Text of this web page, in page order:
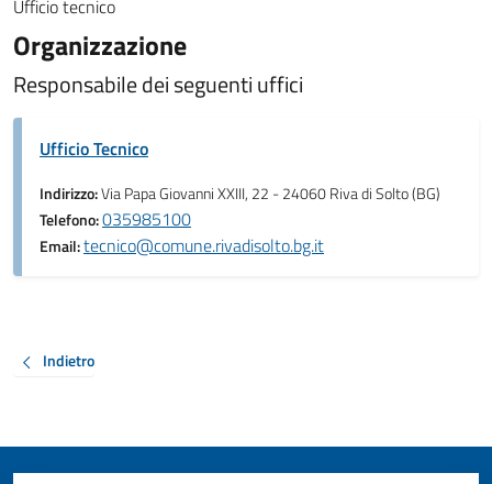
Ufficio tecnico
Organizzazione
Responsabile dei seguenti uffici
Ufficio Tecnico
Indirizzo:Via Papa Giovanni XXIII, 22 - 24060 Riva di Solto (BG)
Telefono:035985100
Email:tecnico@comune.rivadisolto.bg.it
Indietro